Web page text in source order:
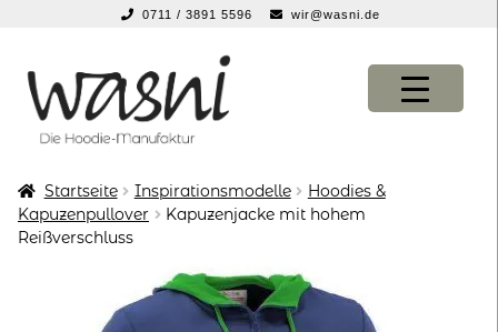
0711 / 3891 5596 wir@wasni.de
Navigation
springen
Inhalt
springen
KONFIGURATOR
KONFIGURATOR
Startseite Inspirationsmodelle
Hoodies &
Kapuzenpullover
Kapuzenjacke mit hohem
Reißverschluss